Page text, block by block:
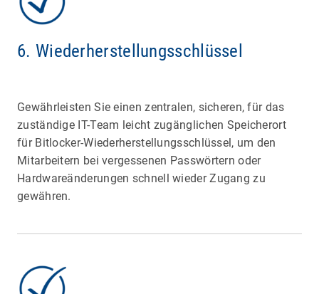
6. Wiederherstellungsschlüssel
Gewährleisten Sie einen zentralen, sicheren, für das
zuständige IT-Team leicht zugänglichen Speicherort
für Bitlocker-Wiederherstellungsschlüssel, um den
Mitarbeitern bei vergessenen Passwörtern oder
Hardwareänderungen schnell wieder Zugang zu
gewähren.